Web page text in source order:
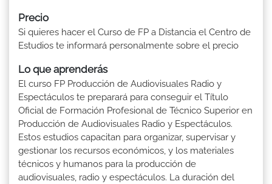
Precio
Si quieres hacer el Curso de FP a Distancia el Centro de
Estudios te informará personalmente sobre el precio
Lo que aprenderás
El curso FP Producción de Audiovisuales Radio y
Espectáculos te preparará para conseguir el Título
Oficial de Formación Profesional de Técnico Superior en
Producción de Audiovisuales Radio y Espectáculos.
Estos estudios capacitan para organizar, supervisar y
gestionar los recursos económicos, y los materiales
técnicos y humanos para la producción de
audiovisuales, radio y espectáculos. La duración del